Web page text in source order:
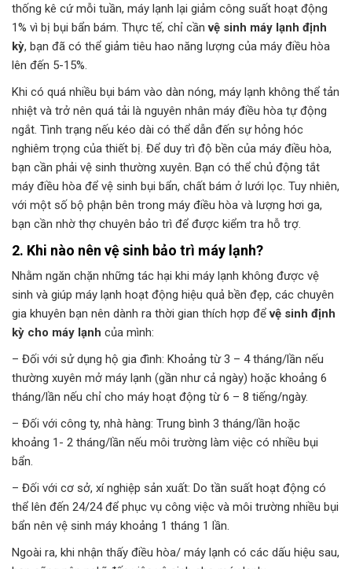
thống kê cứ mỗi tuần, máy lạnh lại giảm công suất hoạt động
1% vì bị bụi bẩn bám. Thực tế, chỉ cầnvệ sinh máy lạnh định
kỳ, bạn đã có thể giảm tiêu hao năng lượng của máy điều hòa
lên đến 5-15%.
Khi có quá nhiều bụi bám vào dàn nóng, máy lạnh không thể tản
nhiệt và trở nên quá tải là nguyên nhân máy điều hòa tự động
ngắt. Tình trạng nếu kéo dài có thể dẫn đến sự hỏng hóc
nghiêm trọng của thiết bị. Để duy trì độ bền của máy điều hòa,
bạn cần phải vệ sinh thường xuyên. Bạn có thể chủ động tắt
máy điều hòa để vệ sinh bụi bẩn, chất bám ở lưới lọc. Tuy nhiên,
với một số bộ phận bên trong máy điều hòa và lượng hơi ga,
bạn cần nhờ thợ chuyên bảo trì để được kiểm tra hỗ trợ.
2. Khi nào nên vệ sinh bảo trì máy lạnh?
Nhằm ngăn chặn những tác hại khi máy lạnh không được vệ
sinh và giúp máy lạnh hoạt động hiệu quả bền đẹp, các chuyên
gia khuyên bạn nên dành ra thời gian thích hợp đểvệ sinh định
kỳ cho máy lạnh của mình:
– Đối với sử dụng hộ gia đình: Khoảng từ 3 – 4 tháng/lần nếu
thường xuyên mở máy lạnh (gần như cả ngày) hoặc khoảng 6
tháng/lần nếu chỉ cho máy hoạt động từ 6 – 8 tiếng/ngày.
– Đối với công ty, nhà hàng: Trung bình 3 tháng/lần hoặc
khoảng 1- 2 tháng/lần nếu môi trường làm việc có nhiều bụi
bẩn.
– Đối với cơ sở, xí nghiệp sản xuất: Do tần suất hoạt động có
thể lên đến 24/24 để phục vụ công việc và môi trường nhiều bụi
bẩn nên vệ sinh máy khoảng 1 tháng 1 lần.
Ngoài ra, khi nhận thấy điều hòa/ máy lạnh có các dấu hiệu sau,